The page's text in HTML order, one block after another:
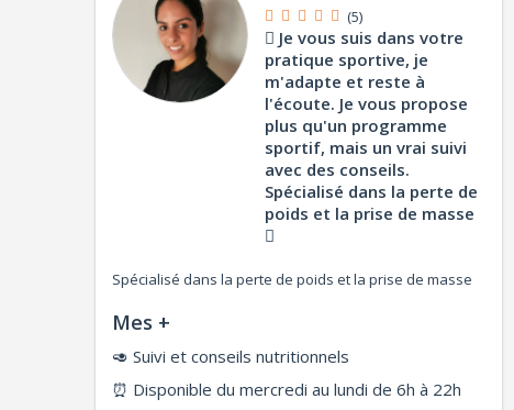
(5)
Je vous suis dans votre
pratique sportive, je
m'adapte et reste à
l'écoute. Je vous propose
plus qu'un programme
sportif, mais un vrai suivi
avec des conseils.
Spécialisé dans la perte de
poids et la prise de masse
Spécialisé dans la perte de poids et la prise de masse
Mes +
🥑 Suivi et conseils nutritionnels
⏰ Disponible du mercredi au lundi de 6h à 22h